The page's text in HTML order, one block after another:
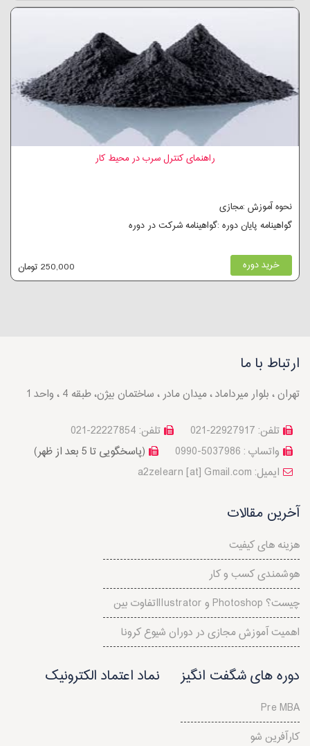
راهنمای کنترل سرب در محیط کار
نحوه آموزش :مجازی
گواهینامه پایان دوره :گواهینامه شرکت در دوره
خرید دوره 250,000 تومان
ارتباط با ما
تهران ، بلوار میرداماد ، میدان مادر ، ساختمان بیژن، طبقه 4 ، واحد 1
تلفن: 22227854-021
تلفن: 22927917-021
(پاسخگویی تا 5 بعد از ظهر)
واتساپ : 5037986-0990
a2zelearn [at] Gmail.com :ایمیل
آخرین مقالات
هزینه های کیفیت
هوشمندی کسب و کار
تفاوت بینIllustrator و Photoshop چیست؟
اهمیت آموزش مجازی در دوران شیوع کرونا
دوره های شگفت انگیز
Pre MBA
کارآفرین شو
نماد اعتماد الکترونیک